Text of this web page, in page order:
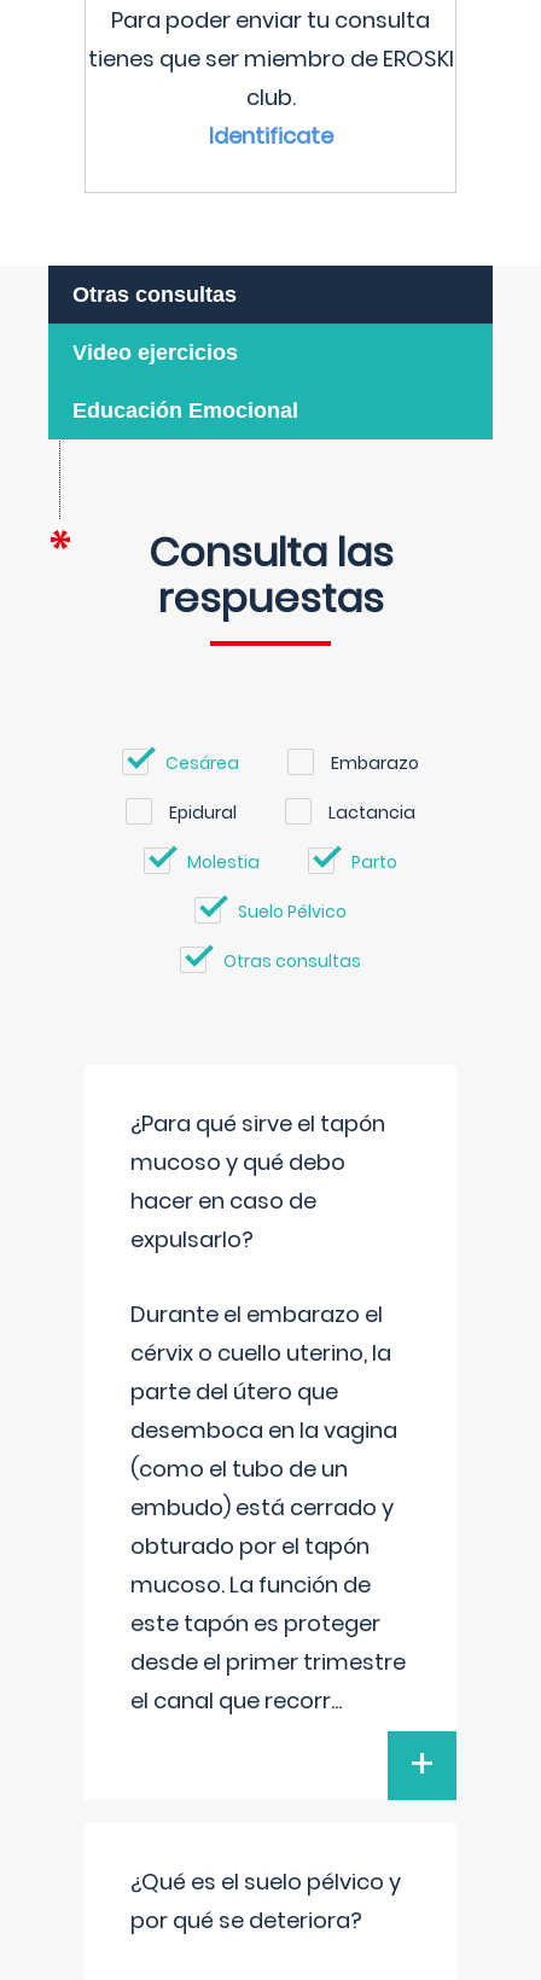
Para poder enviar tu consulta
tienes que ser miembro de EROSKI
club.
Identificate
Otras consultas
Video ejercicios
Educación Emocional
Consulta las
respuestas
Cesárea Embarazo
Epidural Lactancia
Molestia Parto
Suelo Pélvico
Otras consultas
¿Para qué sirve el tapón
mucoso y qué debo
hacer en caso de
expulsarlo?
Durante el embarazo el
cérvix o cuello uterino, la
parte del útero que
desemboca en la vagina
(como el tubo de un
embudo) está cerrado y
obturado por el tapón
mucoso. La función de
este tapón es proteger
desde el primer trimestre
el canal que recorr...
+
¿Qué es el suelo pélvico y
por qué se deteriora?